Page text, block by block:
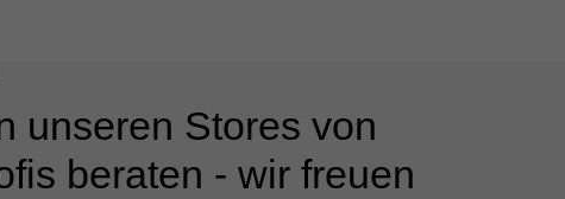
unseren Stores von
beraten - wir freuen